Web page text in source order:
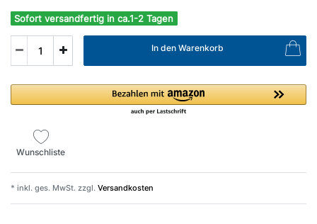
Sofort versandfertig in ca.1-2 Tagen
In den Warenkorb
Wunschliste
* inkl. ges. MwSt. zzgl. Versandkosten